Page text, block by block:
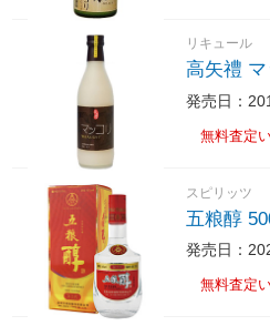
リキュール
高矢禮
発売日：
無料査定
スピリッツ
五粮醇
発売日：
無料査定